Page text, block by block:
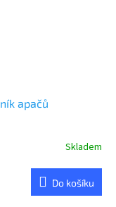
apačů
Skladem
Do košíku